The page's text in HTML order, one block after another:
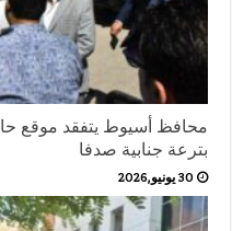
محافظ أسيوط يتفقد موقع
بترعة جنابية صدفا
30 يونيو,2026